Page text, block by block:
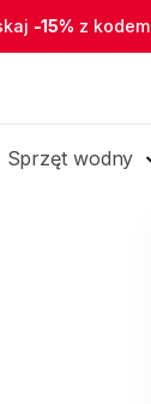
-15% z kodem
Sprzęt wodny